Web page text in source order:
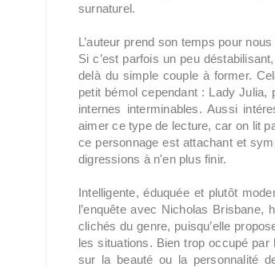
surnaturel.
L’auteur prend son temps pour
Si c’est parfois un peu
delà du simple couple à former.
petit bémol cependant : Lady
internes interminables. Aussi
aimer ce type de lecture, car on lit
ce personnage est attachant et
digressions à n'en plus finir.
Intelligente, éduquée et plutôt
l’enquête avec Nicholas Brisbane,
clichés du genre, puisqu’elle
les situations. Bien trop occupé
sur la beauté ou la personnalité